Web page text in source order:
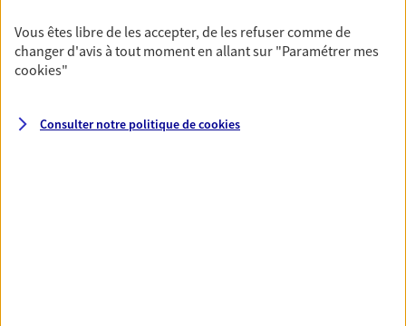
Prévoyance
d'accident ou de maladie en optant pour les
Vous êtes libre de les accepter, de les refuser comme de
changer d'avis à tout moment en allant sur "Paramétrer mes
cookies"
Consulter notre politique decookies